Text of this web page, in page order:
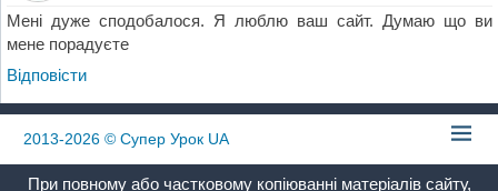
Мені дуже сподобалося. Я люблю ваш сайт. Думаю що ви
мене порадуєте
Відповіcти
2013-2026 © Супер Урок UA
При повному або частковому копіюванні матеріалів сайту,